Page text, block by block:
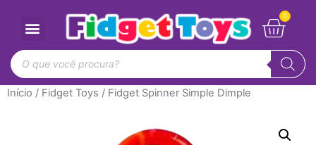
Início / Fidget Toys / Fidget Spinner Simple Dimple